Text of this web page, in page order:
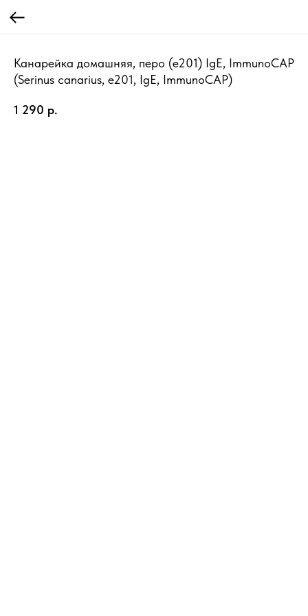
Канарейка домашняя, перо (e201) IgE, ImmunoCAP
(Serinus canarius, e201, IgE, ImmunoCAP)
1 290 р.